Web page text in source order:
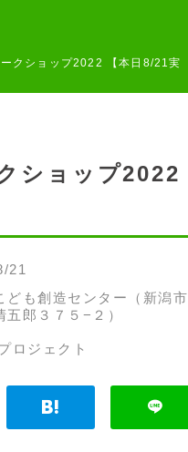
クショップ2022 【本日8/21実
ショップ2022
21
ども創造センター（新潟市
五郎３７５−２）
ロジェクト